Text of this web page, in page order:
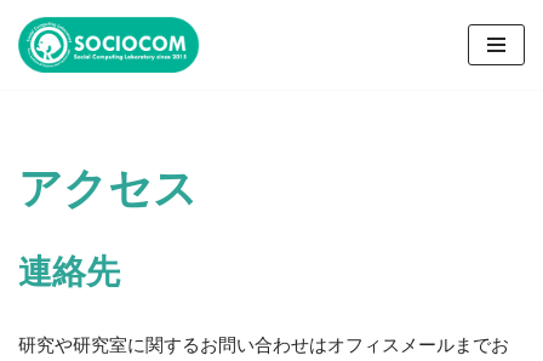
コ
ツ
へ
キ
アクセス
連絡先
研究や研究室に関するお問い合わせはオフィスメールまでお